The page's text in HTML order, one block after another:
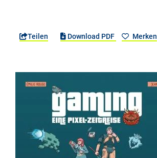
Teilen Download PDF Merken